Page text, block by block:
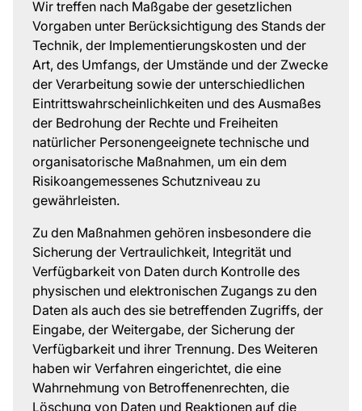
Wir treffen nach Maßgabe der gesetzlichen
Vorgaben unter Berücksichtigung des Stands der
Technik, der Implementierungskosten und der
Art, des Umfangs, der Umstände und der Zwecke
der Verarbeitung sowie der unterschiedlichen
Eintrittswahrscheinlichkeiten und des Ausmaßes
der Bedrohung der Rechte und Freiheiten
natürlicher Personengeeignete technische und
organisatorische Maßnahmen, um ein dem
Risikoangemessenes Schutzniveau zu
gewährleisten.
Zu den Maßnahmen gehören insbesondere die
Sicherung der Vertraulichkeit, Integrität und
Verfügbarkeit von Daten durch Kontrolle des
physischen und elektronischen Zugangs zu den
Daten als auch des sie betreffenden Zugriffs, der
Eingabe, der Weitergabe, der Sicherung der
Verfügbarkeit und ihrer Trennung. Des Weiteren
haben wir Verfahren eingerichtet, die eine
Wahrnehmung von Betroffenenrechten, die
Löschung von Daten und Reaktionen auf die